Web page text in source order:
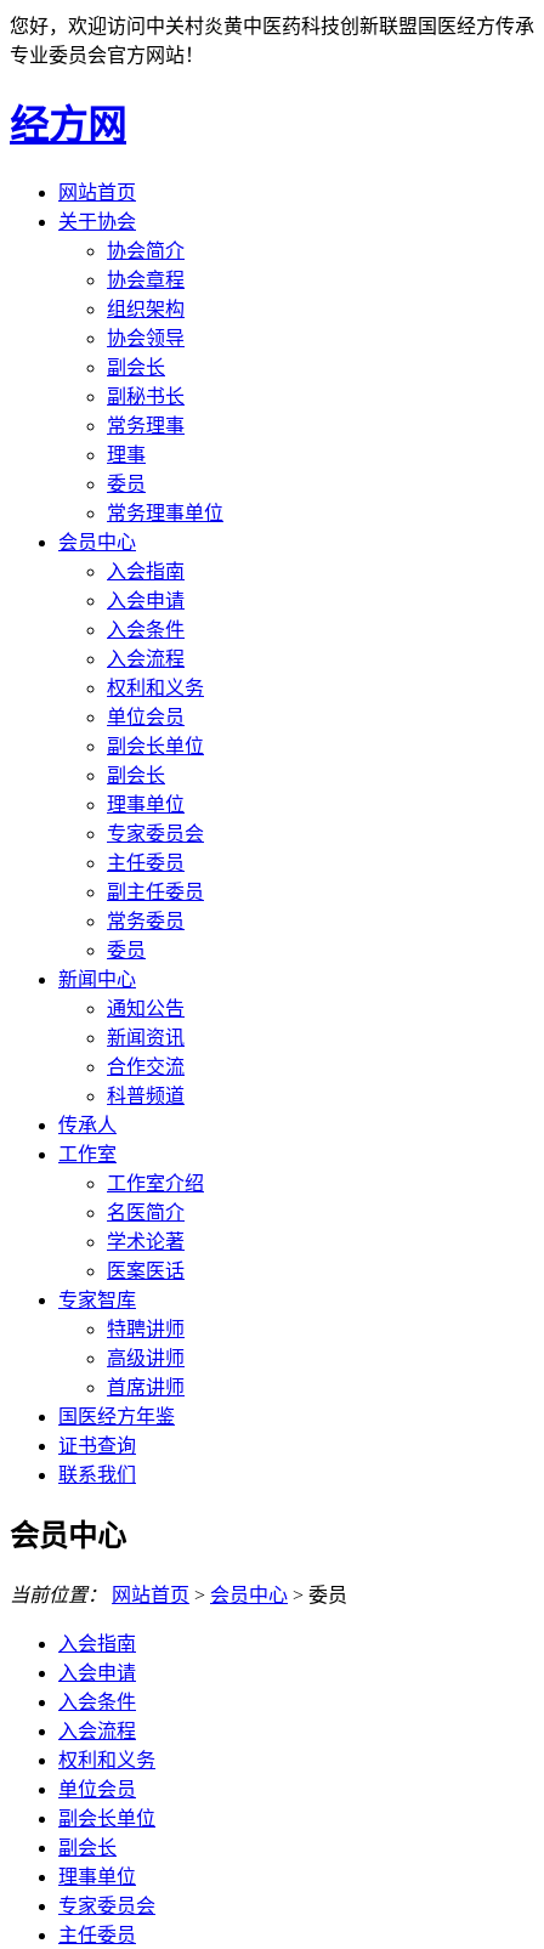
您好，欢迎访问中关村炎黄中医药科技创新联盟国医经方传承
专业委员会官方网站！
经方网
网站首页
关于协会
协会简介
协会章程
组织架构
协会领导
副会长
副秘书长
常务理事
理事
委员
常务理事单位
会员中心
入会指南
入会申请
入会条件
入会流程
权利和义务
单位会员
副会长单位
副会长
理事单位
专家委员会
主任委员
副主任委员
常务委员
委员
新闻中心
通知公告
新闻资讯
合作交流
科普频道
传承人
工作室
工作室介绍
名医简介
学术论著
医案医话
专家智库
特聘讲师
高级讲师
首席讲师
国医经方年鉴
证书查询
联系我们
会员中心
当前位置： 网站首页 > 会员中心 > 委员
入会指南
入会申请
入会条件
入会流程
权利和义务
单位会员
副会长单位
副会长
理事单位
专家委员会
主任委员